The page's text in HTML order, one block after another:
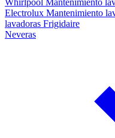
Whirlpool Mantenimiento
Electrolux Mantenimiento
lavadoras Frigidaire
Neveras